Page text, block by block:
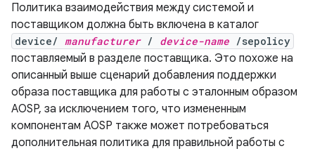
Политика взаимодействия между системой и
поставщиком должна быть включена в каталог
device/ manufacturer/ device-name /sepolicy
поставляемый в разделе поставщика. Это похоже на
описанный выше сценарий добавления поддержки
образа поставщика для работы с эталонным образом
AOSP, за исключением того, что измененным
компонентам AOSP также может потребоваться
дополнительная политика для правильной работы с